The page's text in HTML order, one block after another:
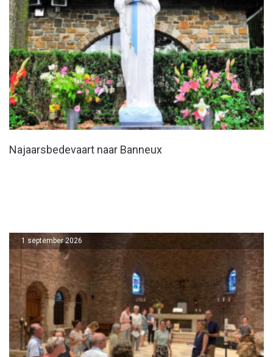
Najaarsbedevaart naar Banneux
1 september 2026